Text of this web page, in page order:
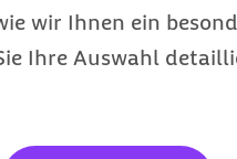
wir Ihnen ein
Ihre Auswahl